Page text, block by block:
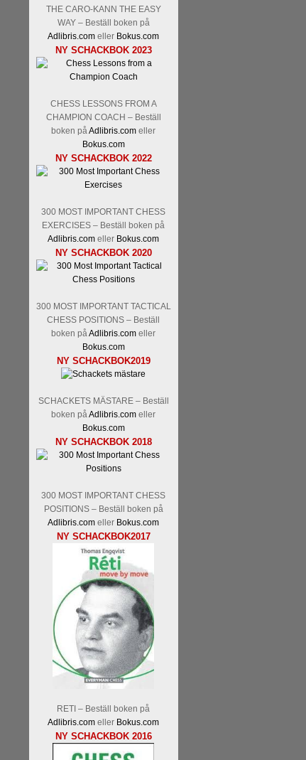
THE CARO-KANN THE EASY
WAY – Beställ boken på
Adlibris.com eller Bokus.com
NY SCHACKBOK 2023
CHESS LESSONS FROM A
CHAMPION COACH – Beställ
boken på Adlibris.com eller
Bokus.com
NY SCHACKBOK 2022
300 MOST IMPORTANT CHESS
EXERCISES – Beställ boken på
Adlibris.com eller Bokus.com
NY SCHACKBOK 2020
300 MOST IMPORTANT TACTICAL
CHESS POSITIONS – Beställ
boken på Adlibris.com eller
Bokus.com
NY SCHACKBOK2019
SCHACKETS MÄSTARE – Beställ
boken på Adlibris.com eller
Bokus.com
NY SCHACKBOK 2018
300 MOST IMPORTANT CHESS
POSITIONS – Beställ boken på
Adlibris.com eller Bokus.com
NY SCHACKBOK2017
RETI – Beställ boken på
Adlibris.com eller Bokus.com
NY SCHACKBOK 2016